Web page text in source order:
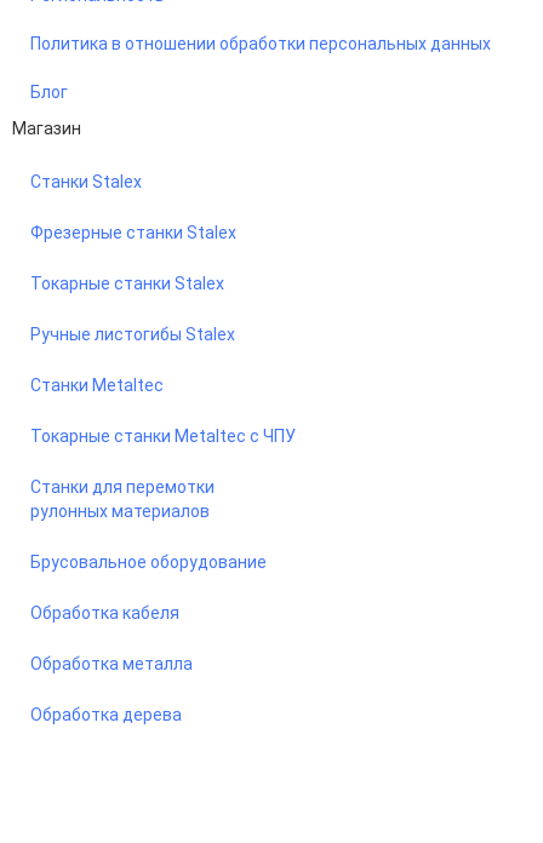
Политика в отношении обработки персональных данных
Блог
Магазин
Станки Stalex
Фрезерные станки Stalex
Токарные станки Stalex
Ручные листогибы Stalex
Станки Metaltec
Токарные станки Metaltec с ЧПУ
Станки для перемотки
рулонных материалов
Брусовальное оборудование
Обработка кабеля
Обработка металла
Обработка дерева